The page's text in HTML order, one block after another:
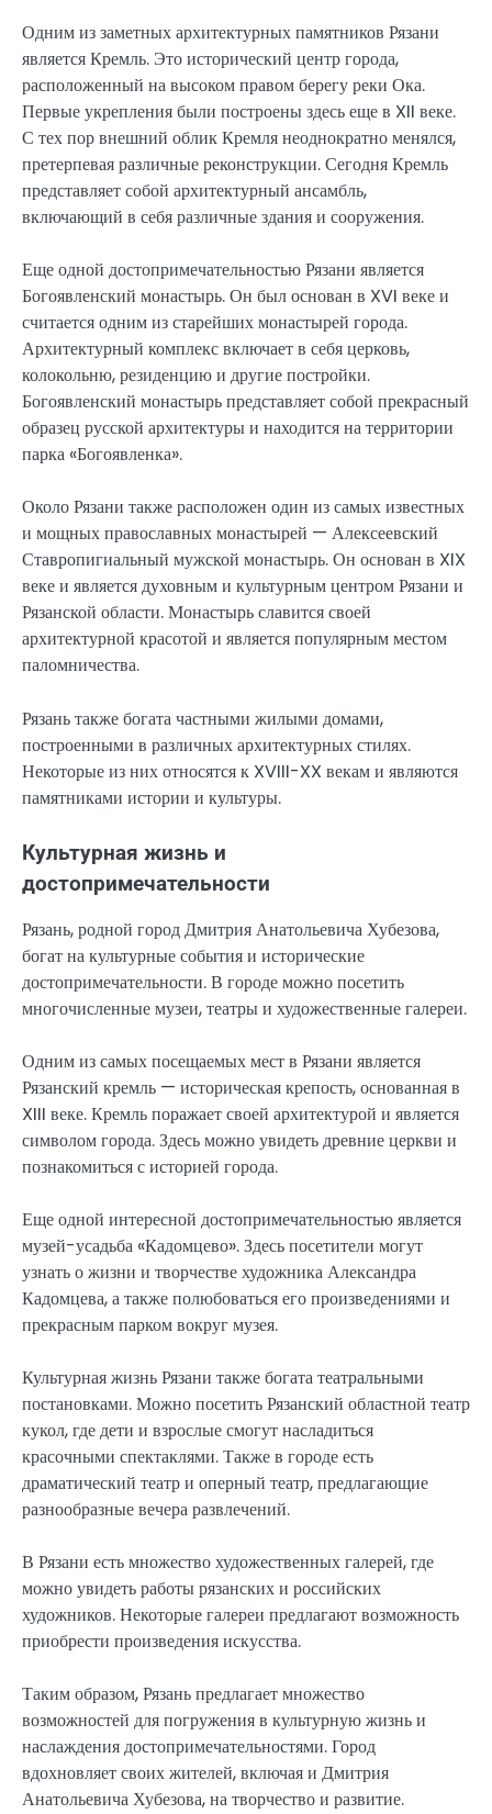
Одним из заметных архитектурных памятников Рязани
является Кремль. Это исторический центр города,
расположенный на высоком правом берегу реки Ока.
Первые укрепления были построены здесь еще в XII веке.
С тех пор внешний облик Кремля неоднократно менялся,
претерпевая различные реконструкции. Сегодня Кремль
представляет собой архитектурный ансамбль,
включающий в себя различные здания и сооружения.
Еще одной достопримечательностью Рязани является
Богоявленский монастырь. Он был основан в XVI веке и
считается одним из старейших монастырей города.
Архитектурный комплекс включает в себя церковь,
колокольню, резиденцию и другие постройки.
Богоявленский монастырь представляет собой прекрасный
образец русской архитектуры и находится на территории
парка «Богоявленка».
Около Рязани также расположен один из самых известных
и мощных православных монастырей — Алексеевский
Ставропигиальный мужской монастырь. Он основан в XIX
веке и является духовным и культурным центром Рязани и
Рязанской области. Монастырь славится своей
архитектурной красотой и является популярным местом
паломничества.
Рязань также богата частными жилыми домами,
построенными в различных архитектурных стилях.
Некоторые из них относятся к XVIII-XX векам и являются
памятниками истории и культуры.
Культурная жизнь и
достопримечательности
Рязань, родной город Дмитрия Анатольевича Хубезова,
богат на культурные события и исторические
достопримечательности. В городе можно посетить
многочисленные музеи, театры и художественные галереи.
Одним из самых посещаемых мест в Рязани является
Рязанский кремль — историческая крепость, основанная в
XIII веке. Кремль поражает своей архитектурой и является
символом города. Здесь можно увидеть древние церкви и
познакомиться с историей города.
Еще одной интересной достопримечательностью является
музей-усадьба «Кадомцево». Здесь посетители могут
узнать о жизни и творчестве художника Александра
Кадомцева, а также полюбоваться его произведениями и
прекрасным парком вокруг музея.
Культурная жизнь Рязани также богата театральными
постановками. Можно посетить Рязанский областной театр
кукол, где дети и взрослые смогут насладиться
красочными спектаклями. Также в городе есть
драматический театр и оперный театр, предлагающие
разнообразные вечера развлечений.
В Рязани есть множество художественных галерей, где
можно увидеть работы рязанских и российских
художников. Некоторые галереи предлагают возможность
приобрести произведения искусства.
Таким образом, Рязань предлагает множество
возможностей для погружения в культурную жизнь и
наслаждения достопримечательностями. Город
вдохновляет своих жителей, включая и Дмитрия
Анатольевича Хубезова, на творчество и развитие.